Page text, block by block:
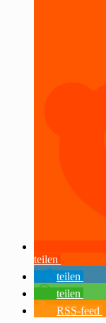
teilen
teilen
teilen
RSS-feed